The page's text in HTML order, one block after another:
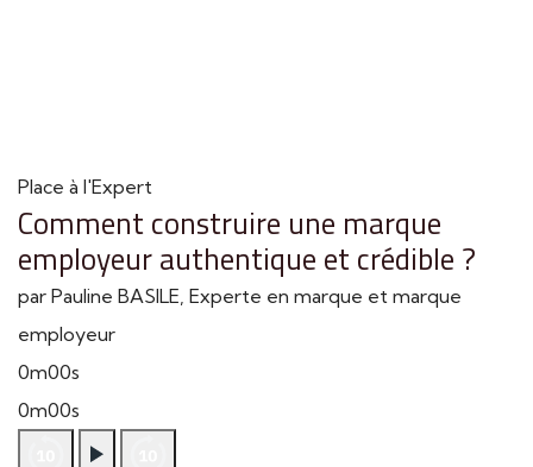
Place à l'Expert
Comment construire une marque
employeur authentique et crédible ?
par Pauline BASILE, Experte en marque et marque
employeur
0m00s
0m00s